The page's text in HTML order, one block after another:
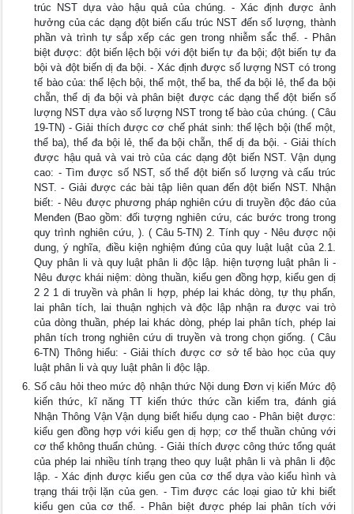
trúc NST dựa vào hậu quả của chúng. - Xác định được ảnh
hưởng của các dạng đột biến cấu trúc NST đến số lượng, thành
phần và trình tự sắp xếp các gen trong nhiễm sắ́c thể. - Phân
biệt được: đột biến lệch bội với đột biến tự đa bội; đột biến tự đa
bội và đột biến dị đa bội. - Xác định được số lượng NST có trong
tế bào của: thể lệch bội, thể một, thể ba, thể đa bội lẻ, thể đa bội
chẵn, thể dị đa bội và phân biệt được các dạng thể đột biến số
lượng NST dựa vào số lượng NST trong tế bào của chúng. ( Câu
19-TN) - Giải thích được cơ chế phát sinh: thể lệch bội (thể một,
thể ba), thể đa bội lẻ, thể đa bội chẵn, thể dị đa bội. - Giải thích
được hậu quả và vai trò của các dạng đột biến NST. Vận dụng
cao: - Tìm được số NST, số thể đột biến số lượng và cấu trúc
NST. - Giải được các bài tập liên quan đến đột biến NST. Nhận
biết: - Nêu được phương pháp nghiên cứu di truyền độc đáo của
Menđen (Bao gồm: đối tượng nghiên cứu, các bước trong trong
quy trình nghiên cứu, ). ( Câu 5-TN) 2. Tính quy - Nêu được nội
dung, ý nghĩa, điều kiện nghiệm đúng của quy luật luật của 2.1.
Quy phân li và quy luật phân li độc lập. hiện tượng luật phân li -
Nêu được khái niệm: dòng thuần, kiểu gen đồng hợp, kiểu gen dị
2 2 1 di truyền và phân li hợp, phép lai khác dòng, tự thụ phấn,
lai phân tích, lai thuận nghịch và độc lập nhận ra được vai trò
của dòng thuần, phép lai khác dòng, phép lai phân tích, phép lai
phân tích trong nghiên cứu di truyền và trong chọn giống. ( Câu
6-TN) Thông hiểu: - Giải thích được cơ sở tế bào học của quy
luật phân li và quy luật phân li độc lập.
Số câu hỏi theo mức độ nhận thức Nội dung Đơn vị kiến Mức độ
kiến thức, kĩ năng TT kiến thức thức cần kiểm tra, đánh giá
Nhận Thông Vận Vận dụng biết hiểu dụng cao - Phân biệt được:
kiểu gen đồng hợp với kiểu gen dị hợp; cơ thể thuần chủng với
cơ thể không thuẩn chủng. - Giải thích được công thức tổng quát
của phép lai nhiều tính trạng theo quy luật phân li và phân li độc
lập. - Xác định được kiểu gen của cơ thể dựa vào kiểu hình và
trạng thái trội lặn của gen. - Tìm được các loại giao tử khi biết
kiểu gen của cơ thể. - Phân biệt được phép lai phân tích với